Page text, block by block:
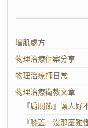
增肌處方
物理治療個案分享
物理治療師日常
物理治療衛教文章
『肩關節』讓人好
『膝蓋』沒那麼難